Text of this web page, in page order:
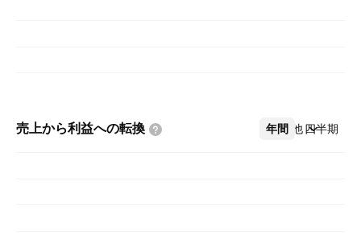
売上から利益への転換 年間 四半期
その他